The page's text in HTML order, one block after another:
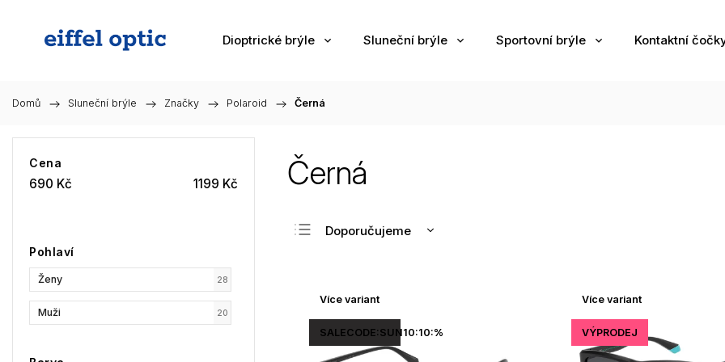
Dioptrické brýle Sluneční brýle Sportovní brýle Kontaktní
Domů / Sluneční brýle / Značky / Polaroid / Černá
Cena
690 Kč 1199 Kč
Pohlaví
Ženy 28
Muži 20
Černá
Doporučujeme
Nejprodávanější
Abecedně
Více variant
SALECODE:SUN10:10:%
Více variant
VÝPRODEJ